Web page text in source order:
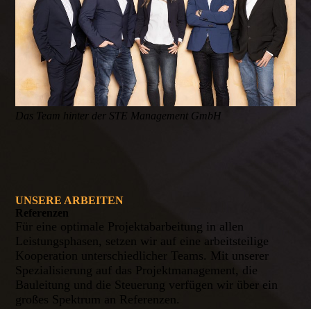
Das Team hinter der STE Management GmbH
UNSERE ARBEITEN
Referenzen
Für eine optimale Projektabarbeitung in allen
Leistungsphasen, setzen wir auf eine arbeitsteilige
Kooperation unterschiedlicher Teams. Mit unserer
Spezialisierung auf das Projekt­mana­ge­ment, die
Bauleitung und die Steuerung verfügen wir über ein
großes Spektrum an Referenzen.